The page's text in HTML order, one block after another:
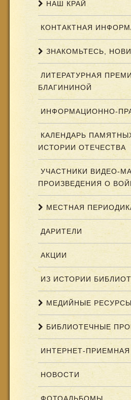
НАШ КРАЙ
КОНТАКТНАЯ
ЗНАКОМЬТЕСЬ,
ЛИТЕРАТУРНАЯ
БЛАГИНИНОЙ
ИНФОРМАЦИОННО-
КАЛЕНДАРЬ
ИСТОРИИ ОТЕЧЕСТВА
УЧАСТНИКИ ВИДЕО-
ПРОИЗВЕДЕНИЯ О
МЕСТНАЯ
ДАРИТЕЛИ
АКЦИИ
ИЗ ИСТОРИИ
МЕДИЙНЫЕ РЕСУРСЫ
БИБЛИОТЕЧНЫЕ
ИНТЕРНЕТ-ПРИЕМНАЯ
НОВОСТИ